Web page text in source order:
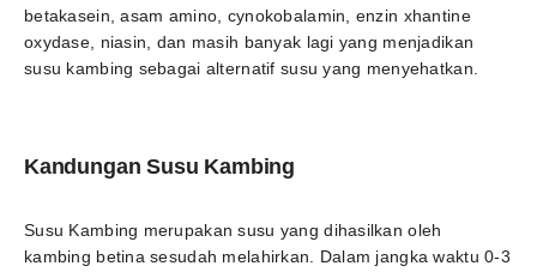
betakasein, asam amino, cynokobalamin, enzin xhantine
oxydase, niasin, dan masih banyak lagi yang menjadikan
susu kambing sebagai alternatif susu yang menyehatkan.
Kandungan Susu Kambing
Susu Kambing merupakan susu yang dihasilkan oleh
kambing betina sesudah melahirkan. Dalam jangka waktu 0-3